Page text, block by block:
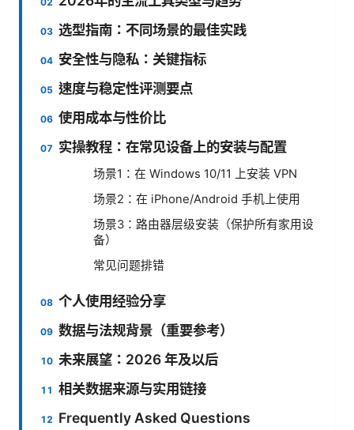
选型指南：不同场景的最佳实践
安全性与隐私：关键指标
速度与稳定性评测要点
使用成本与性价比
实操教程：在常见设备上的安装与配置
场景1：在 Windows 10/11 上安装 VPN
场景2：在 iPhone/Android 手机上使用
场景3：路由器层级安装（保护所有家用设
备）
常见问题排错
个人使用经验分享
数据与法规背景（重要参考）
未来展望：2026 年及以后
相关数据来源与实用链接
Frequently Asked Questions